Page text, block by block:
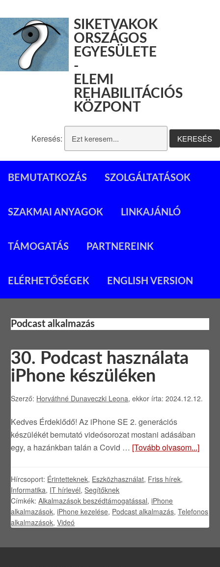
SIKETVAKOK
ORSZÁGOS
EGYESÜLETE
-
ELEMI
REHABILITÁCIÓS
KÖZPONT
Keresés:
BEMUTATKOZÁS SZOLGÁLTATÁSOK
SZAKMAI ANYAGOK LINKAJÁNLÓ
TÁMOGATÁS PARTNEREINK
ELÉRHETŐSÉGEK ENGLISH VERSION
Podcast alkalmazás
30. Podcast használata
iPhone készüléken
Szerző: Horváthné Dunaveczki Leona, ekkor írta: 2024.12.12.
Kedves Érdeklődő! Az iPhone SE 2. generációs
készülékét bemutató videósorozat mostani adásában
egy, a hazánkban talán a Covid … [Tovább olvasom...]
Hírcsoport: Érintetteknek, Eszközhasználat, Friss hírek,
Informatika, IT hírlevél,Segítőknek
Címkék:Alkalmazások beszédtámogatással,iPhone
alkalmazások,iPhone kezelése, Podcast alkalmazás,Telefonos
alkalmazások,Videó